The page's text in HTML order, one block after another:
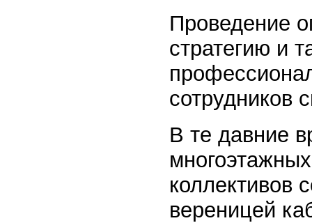
Проведение
стратегию и
сотрудников
В те давние
коллективов
вереницей